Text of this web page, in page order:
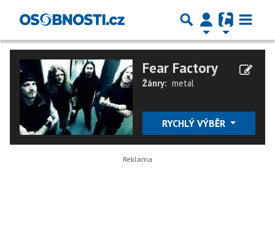
Fear Factory
Žánry: metal
RYCHLÝ VÝBĚR